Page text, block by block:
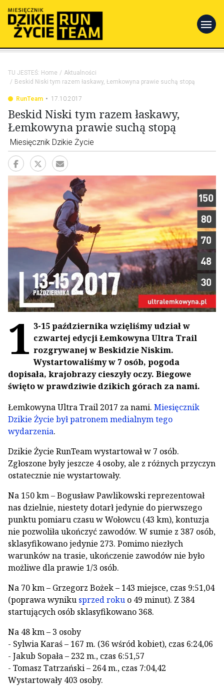
menu
TU JESTEŚ: Home
Aktualności
Beskid Niski tym razem łaskawy, Łemkowyna prawie suchą stopą
RunTeam 17.10.2017
Beskid Niski tym razem łaskawy,
Łemkowyna prawie suchą stopą
Miesięcznik Dzikie Życie
1 3-15 października wzięliśmy udział w
czwartej edycji Łemkowyna Ultra Trail
rozgrywanej w Beskidzie Niskim.
Wystartowaliśmy w 7 osób, pogoda
dopisała, krajobrazy cieszyły oczy. Biegowe
święto w prawdziwie dzikich górach za nami.
Łemkowyna Ultra Trail 2017 za nami. Miesięcznik
Dzikie Życie był patronem medialnym tego
wydarzenia.
Dzikie Życie RunTeam wystartował w 7 osób.
Zgłoszone były jeszcze 4 osoby, ale z różnych przyczyn
ostatecznie nie wystartowały.
Na 150 km – Bogusław Pawlikowski reprezentował
nas dzielnie, niestety dotarł jedynie do pierwszego
punktu pomiaru czasu w Wołowcu (43 km), kontuzja
nie pozwoliła ukończyć zawodów. W sumie z 387 osób,
sklasyfikowano jedynie 273. Pomimo niezłych
warunków na trasie, ukończenie zawodów nie było
możliwe dla prawie 1/3 osób.
Na 70 km – Grzegorz Bożek – 143 miejsce, czas 9:51,04
(poprawa wyniku sprzed roku o 49 minut). Z 384
startujących osób sklasyfikowano 368.
Na 48 km – 3 osoby
- Sylwia Karaś – 167 m. (36 wśród kobiet), czas 6:24,06
- Jakub Sopała – 232 m., czas 6:51,57
- Tomasz Tatrzański – 264 m., czas 7:04,42
Wystartowały 403 osoby.